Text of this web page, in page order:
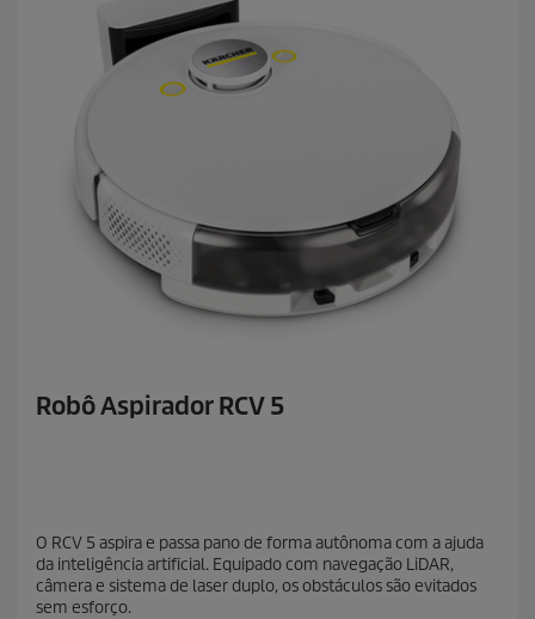
Robô Aspirador RCV 5
O RCV 5 aspira e passa pano de forma autônoma com a ajuda
da inteligência artificial. Equipado com navegação LiDAR,
câmera e sistema de laser duplo, os obstáculos são evitados
sem esforço.